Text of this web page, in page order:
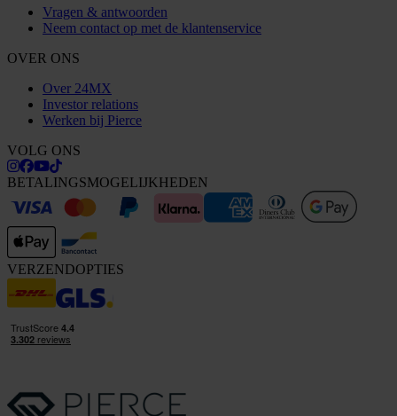
Vragen & antwoorden
Neem contact op met de klantenservice
OVER ONS
Over 24MX
Investor relations
Werken bij Pierce
VOLG ONS
BETALINGSMOGELIJKHEDEN
VERZENDOPTIES